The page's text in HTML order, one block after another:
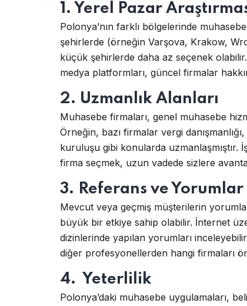
1. Yerel Pazar
Polonya’nın farklı bölgelerinde
şehirlerde (örneğin Varşova, Krakow,
küçük şehirlerde daha az seçenek
medya platformları, güncel firmalar
2. Uzmanlık Alanları
Muhasebe firmaları, genel muhasebe
Örneğin, bazı firmalar vergi
kuruluşu gibi konularda uzmanlaşmıştır.
firma seçmek, uzun vadede sizlere
3. Referans ve Yorumlar
Mevcut veya geçmiş müşterilerin
büyük bir etkiye sahip olabilir. İnternet
dizinlerinde yapılan yorumları
diğer profesyonellerden hangi firmaları
4. Yeterlilik
Polonya’daki muhasebe uygulamaları,